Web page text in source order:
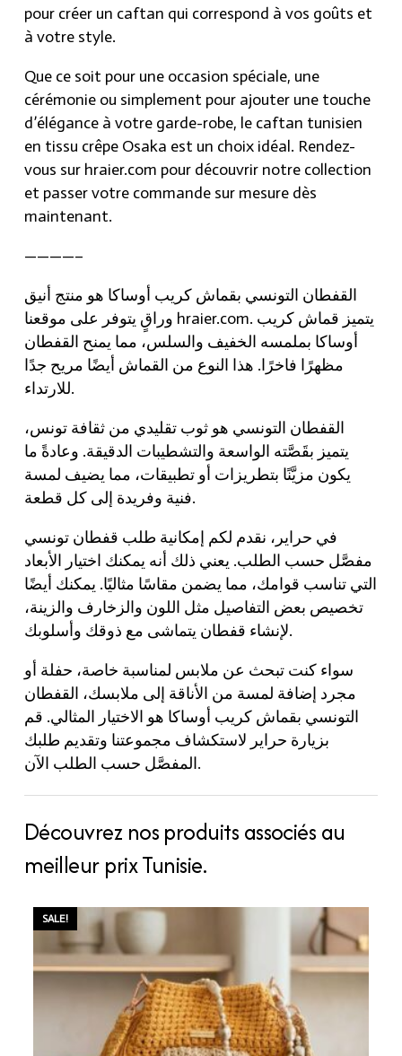
pour créer un caftan qui correspond à vos goûts et
à votre style.
Que ce soit pour une occasion spéciale, une
cérémonie ou simplement pour ajouter une touche
d’élégance à votre garde-robe, le caftan tunisien
en tissu crêpe Osaka est un choix idéal. Rendez-
vous sur hraier.com pour découvrir notre collection
et passer votre commande sur mesure dès
maintenant.
————–
القفطان التونسي بقماش كريب أوساكا هو منتج أنيق
وراقٍ يتوفر على موقعنا hraier.com. يتميز قماش كريب
أوساكا بملمسه الخفيف والسلس، مما يمنح القفطان
مظهرًا فاخرًا. هذا النوع من القماش أيضًا مريح جدًا
للارتداء.
القفطان التونسي هو ثوب تقليدي من ثقافة تونس،
يتميز بقَصَّته الواسعة والتشطيبات الدقيقة. وعادةً ما
يكون مزيَّنًا بتطريزات أو تطبيقات، مما يضيف لمسة
فنية وفريدة إلى كل قطعة.
في حراير، نقدم لكم إمكانية طلب قفطان تونسي
مفصَّل حسب الطلب. يعني ذلك أنه يمكنك اختيار الأبعاد
التي تناسب قوامك، مما يضمن مقاسًا مثاليًا. يمكنك أيضًا
تخصيص بعض التفاصيل مثل اللون والزخارف والزينة،
لإنشاء قفطان يتماشى مع ذوقك وأسلوبك.
سواء كنت تبحث عن ملابس لمناسبة خاصة، حفلة أو
مجرد إضافة لمسة من الأناقة إلى ملابسك، القفطان
التونسي بقماش كريب أوساكا هو الاختيار المثالي. قم
بزيارة حراير لاستكشاف مجموعتنا وتقديم طلبك
المفصَّل حسب الطلب الآن.
Découvrez nos produits associés au
meilleur prix Tunisie.
SALE!